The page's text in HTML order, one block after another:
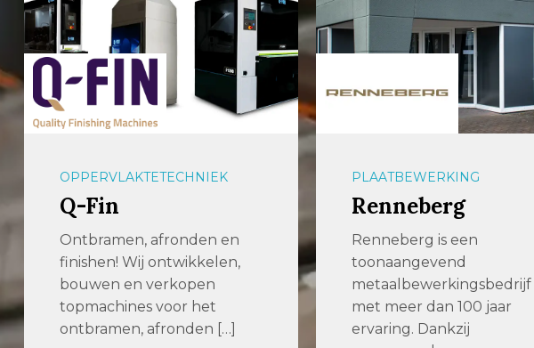
OPPERVLAKTETECHNIEK
Q-Fin
Ontbramen, afronden en
finishen! Wij ontwikkelen,
bouwen en verkopen
topmachines voor het
ontbramen, afronden […]
PLAATBEWERKING
Renneberg
Renneberg is een
toonaangevend
metaalbewerkingsbedrijf
met meer dan 100 jaar
ervaring. Dankzij